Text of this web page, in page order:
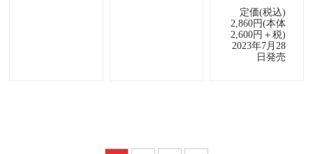
定価(税込)
2,860円(本体
2,600円＋税)
2023年7月28
日発売